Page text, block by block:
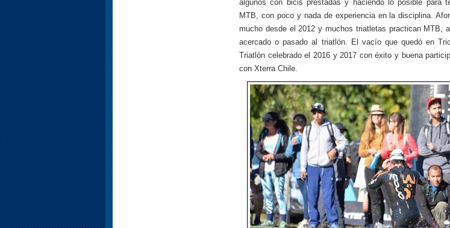
algunos con bicis prestadas y haciendo lo posible para
MTB, con poco y nada de experiencia en la disciplina.
mucho desde el 2012 y muchos triatletas practican MTB,
acercado o pasado al triatlón. El vacío que quedó en
Triatlón celebrado el 2016 y 2017 con éxito y buena
con Xterra Chile.